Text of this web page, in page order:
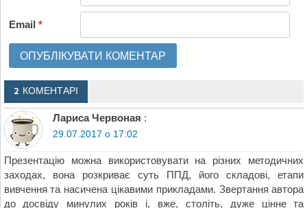
Email*
2 КОМЕНТАРІ
Лариса Червоная :
29.07.2017 о 17:02
Презентацію можна використовувати на різних методичних
заходах, вона розкриває суть ППД, його складові, етапи
вивчення та насичена цікавими прикладами. Звертання автора
до досвіду минулих років і, вже, століть, дуже цінне та